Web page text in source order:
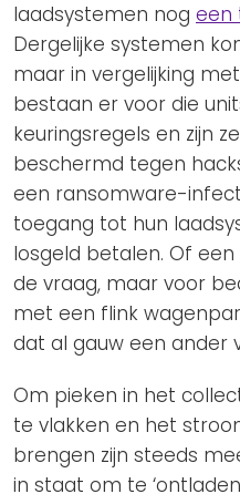
laadsystemen nog een
Dergelijke systemen
maar in vergelijking
bestaan er voor die
keuringsregels en zijn
beschermd tegen
een ransomware-
toegang tot hun
losgeld betalen. Of een
de vraag, maar voor
met een flink
dat al gauw een ander
Om pieken in het
te vlakken en het
brengen zijn steeds
in staat om te